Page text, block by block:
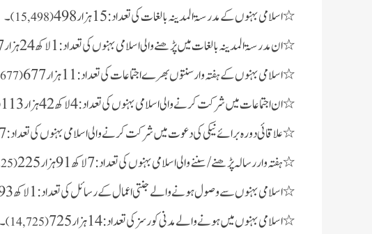
٭اسلامی بہنوں کے مدرسۃالمدینہ بالغات کی تعداد:15 ہزار 498
(
15, 498
)۔
٭ان مدرسۃالمدینہ بالغات میں پڑھنے والی اسلامی بہنوں کی تعداد:1 لاکھ 24 ہزار 377
٭اسلامی بہنوں کے ہفتہ وار سنتوں بھرے اجتماعات کی تعداد:11 ہزار 677
(
٭ان اجتماعات میں شرکت کرنے والی اسلامی بہنوں کی تعداد:4 لاکھ 42 ہزار 113
٭علاقائی دورہ برائے نیکی کی دعوت میں شرکت کرنے والی اسلامی بہنوں کی تعداد:47 ہزار 548
٭ہفتہ وار رسالہ پڑھنے / سننے والی اسلامی بہنوں کی تعداد:7 لاکھ 91 ہزار 225
(
٭اسلامی بہنوں سے وصول ہونے والے جنتی اعمال کے رسائل کی تعداد:1 لاکھ 93 ہزار 741
٭اسلامی بہنوں میں ہونے والے مدنی کورسز کی تعداد:14 ہزار 725
(
14, 725
)۔